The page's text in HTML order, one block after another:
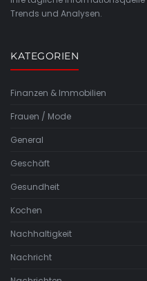
Trends und Analysen.
KATEGORIEN
Finanzen & Immobilien
Frauen / Mode
General
Geschäft
Gesundheit
Kochen
Nachhaltigkeit
Nachricht